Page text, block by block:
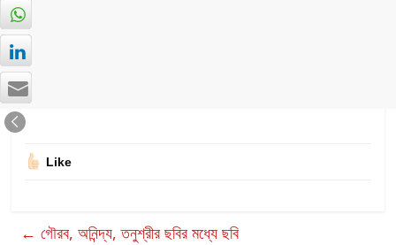
Like
← গৌরব, অনিন্দ্য, তনুশ্রীর ছবির মধ্যে ছবি